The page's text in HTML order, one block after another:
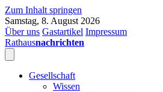
Zum Inhalt springen
Samstag, 8. August 2026
Über uns Gastartikel Impressum
Rathausnachrichten
Gesellschaft
Wissen